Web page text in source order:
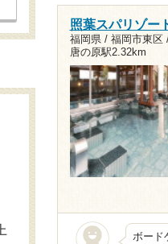
照葉スパリゾー
福岡県 / 福岡市東区
唐の原駅2.32km
ボード